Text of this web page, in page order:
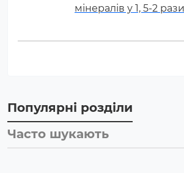
мінералів у 1, 5-2 рази
Популярні розділи
Часто шукають